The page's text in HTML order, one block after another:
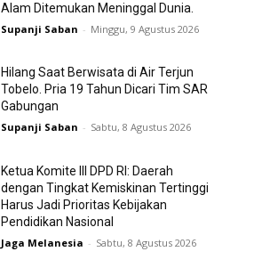
Alam Ditemukan Meninggal Dunia.
Supanji Saban - Minggu, 9 Agustus 2026
Hilang Saat Berwisata di Air Terjun
Tobelo. Pria 19 Tahun Dicari Tim SAR
Gabungan
Supanji Saban - Sabtu, 8 Agustus 2026
Ketua Komite III DPD RI: Daerah
dengan Tingkat Kemiskinan Tertinggi
Harus Jadi Prioritas Kebijakan
Pendidikan Nasional
Jaga Melanesia - Sabtu, 8 Agustus 2026